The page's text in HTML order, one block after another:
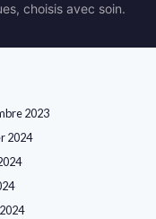
choisis avec soin.
2023
2024